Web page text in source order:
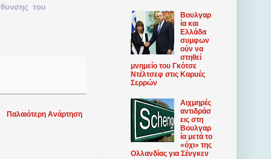
του
Παλαιότερη Ανάρτηση
Βουλγαρ
ία και
Ελλάδα
συμφων
ούν να
στηθεί
μνημείο του Γκότσε
Ντέλτσεφ στις Καρυές
Σερρών
Αιχμηρές
αντιδράσ
εις στη
Βουλγαρ
ία μετά το
«όχι» της
Ολλανδίας για Σένγκεν